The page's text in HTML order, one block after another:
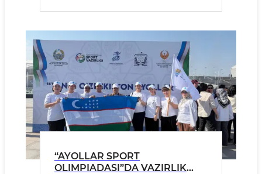
“AYOLLAR SPORT
OLIMPIADASI”DA VAZIRLIK